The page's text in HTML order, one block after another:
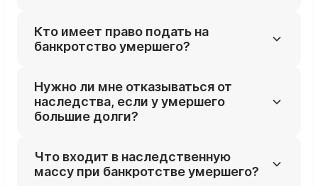
умершего только за счёт его
наследственного имущества, а не за счёт
продажи наследства денег не хватит,
оставшаяся часть долга списывается и не
переходит на наследников.
Кто имеет право подать на
банкротство умершего?
умершего, сами наследники (принявшие
наследство) или уполномоченные органы.
Часто инициатором выступают как раз
требований кредиторов сверх стоимости
наследства.
Нужно ли мне отказываться от
наследства, если у умершего
большие долги?
позволяет принять наследство и при этом
ограничить ответственность рамками
Что входит в наследственную
массу при банкротстве умершего?